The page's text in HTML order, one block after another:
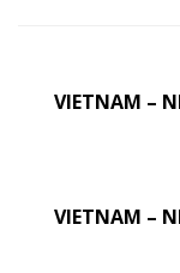
VIETNAM –
VIETNAM –